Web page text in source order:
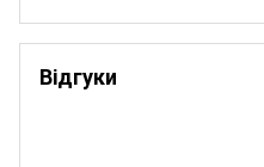
Відгуки